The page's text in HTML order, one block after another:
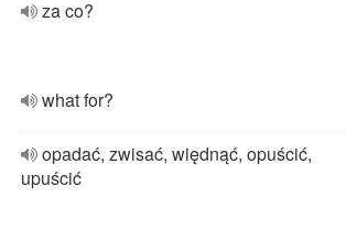
za co?
what for?
opadać, zwisać, więdnąć, opuścić,
upuścić